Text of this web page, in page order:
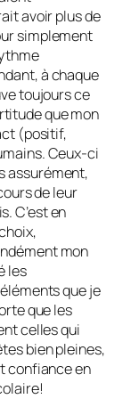
avoir plus de
simplement
à chaque
toujours ce
que mon
(positif,
Ceux-ci
assurément,
de leur
C’est en
mon
les
que je
que les
celles qui
bien pleines,
confiance en